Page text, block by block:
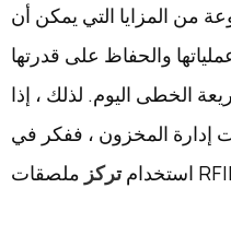
من المزايا التي يمكن أن
والحفاظ على قدرتها
الخطى اليوم. لذلك ، إذا
إدارة المخزون ، ففكر في
استخدامتركز